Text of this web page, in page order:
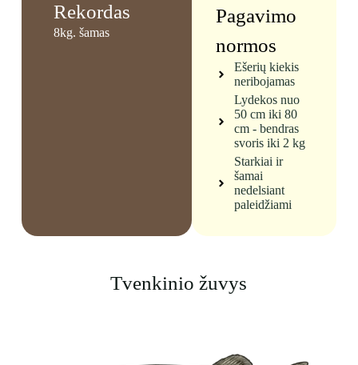
Rekordas
8kg. šamas
Pagavimo
normos
Ešerių kiekis
neribojamas
Lydekos nuo
50 cm iki 80
cm - bendras
svoris iki 2 kg
Starkiai ir
šamai
nedelsiant
paleidžiami
Tvenkinio žuvys